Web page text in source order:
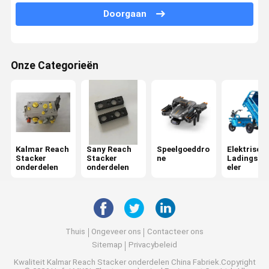
Onderdelen voor Konecranes
CVS Ferrari Reach Stacker onderdelen
Hyster Reach Stacker onderdelen
Volvo Penta Spare Parts
CUMMINS-motoronderdelen
Kessler-assenonderdelen
Onderdelen voor elmsproeiers
Doorgaan
Onze Categorieën
Kalmar Reach
Stacker
onderdelen
Sany Reach
Stacker
onderdelen
Speelgoeddro
ne
eler
Thuis Ongeveer ons
Contacteer ons
Sitemap
Privacybeleid
Kwaliteit Kalmar Reach Stacker onderdelen China Fabriek.Copyright